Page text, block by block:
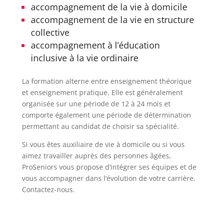
accompagnement de la vie à domicile
accompagnement de la vie en structure
collective
accompagnement à l’éducation
inclusive à la vie ordinaire
La formation alterne entre enseignement théorique
et enseignement pratique. Elle est généralement
organisée sur une période de 12 à 24 mois et
comporte également une période de détermination
permettant au candidat de choisir sa spécialité.
Si vous êtes auxiliaire de vie à domicile ou si vous
aimez travailler auprès des personnes âgées,
ProSeniors vous propose d’intégrer ses équipes et de
vous accompagner dans l’évolution de votre carrière.
Contactez-nous.